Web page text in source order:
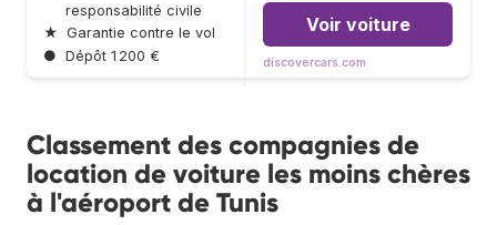
responsabilité civile
★ Garantie contre le vol
● Dépôt 1 200 €
Voir voiture
discovercars.com
Classement des compagnies de
location de voiture les moins chères
à l'aéroport de Tunis